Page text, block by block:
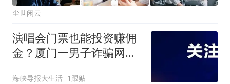
尘世闲云
演唱会门票也能投资赚佣
金？厦门一男子诈骗网友
海峡导报大生活 1跟贴